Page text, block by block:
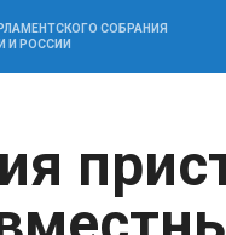
СОБРАНИЯ
И РОССИИ